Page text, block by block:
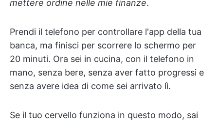
mettere ordine nelle mie finanze.
Prendi il telefono per controllare l'app della tua
banca, ma finisci per scorrere lo schermo per
20 minuti. Ora sei in cucina, con il telefono in
mano, senza bere, senza aver fatto progressi e
senza avere idea di come sei arrivato lì.
Se il tuo cervello funziona in questo modo, sai